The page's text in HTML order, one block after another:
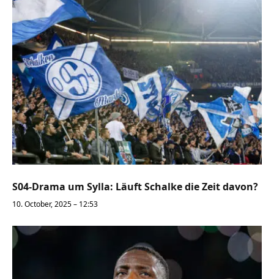
S04-Drama um Sylla: Läuft Schalke die Zeit davon?
10. October, 2025 – 12:53